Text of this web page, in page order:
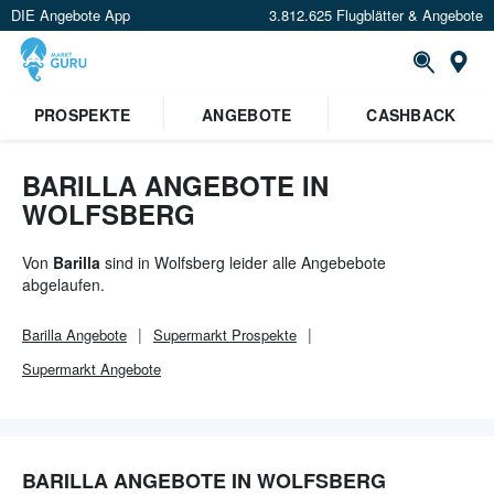
DIE Angebote App 3.812.625 Flugblätter & Angebote
Standort festlegen
PROSPEKTE ANGEBOTE CASHBACK
BARILLA ANGEBOTE IN
WOLFSBERG
Von Barilla sind in Wolfsberg leider alle Angebebote
abgelaufen.
Barilla Angebote Supermarkt Prospekte
Supermarkt Angebote
BARILLA ANGEBOTE IN WOLFSBERG